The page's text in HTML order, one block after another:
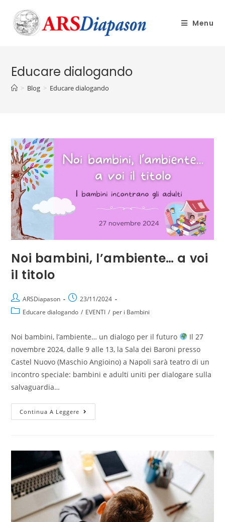
Menu
Educare dialogando
> Blog > Educare dialogando
Noi bambini, l’ambiente… a voi
il titolo
ARSDiapason
23/11/2024
Educare dialogando / EVENTI / per i Bambini
Noi bambini, l’ambiente… un dialogo per il futuro
Il 27
novembre 2024, dalle 9 alle 13, la Sala dei Baroni presso
Castel Nuovo (Maschio Angioino) a Napoli sarà teatro di un
incontro speciale: bambini e adulti uniti per dialogare sulla
salvaguardia…
Continua A Leggere